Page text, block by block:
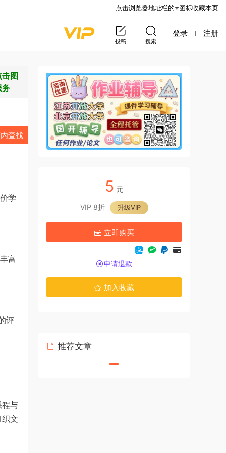
投稿 搜索
登录 注册
学
富
评
程与
文
查找
图
务
5 元
VIP 8折 升级VIP
立即购买
申请退款
加入收藏
推荐文章
点击浏览器地址栏的⭐图标收藏本页